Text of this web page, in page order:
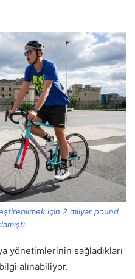
için 2 milyar pound
yönetimlerinin sağladıkları
alınabiliyor.